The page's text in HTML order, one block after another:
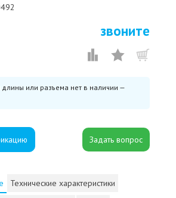
звоните
длины или разъема нет в наличии —
Технические характеристики